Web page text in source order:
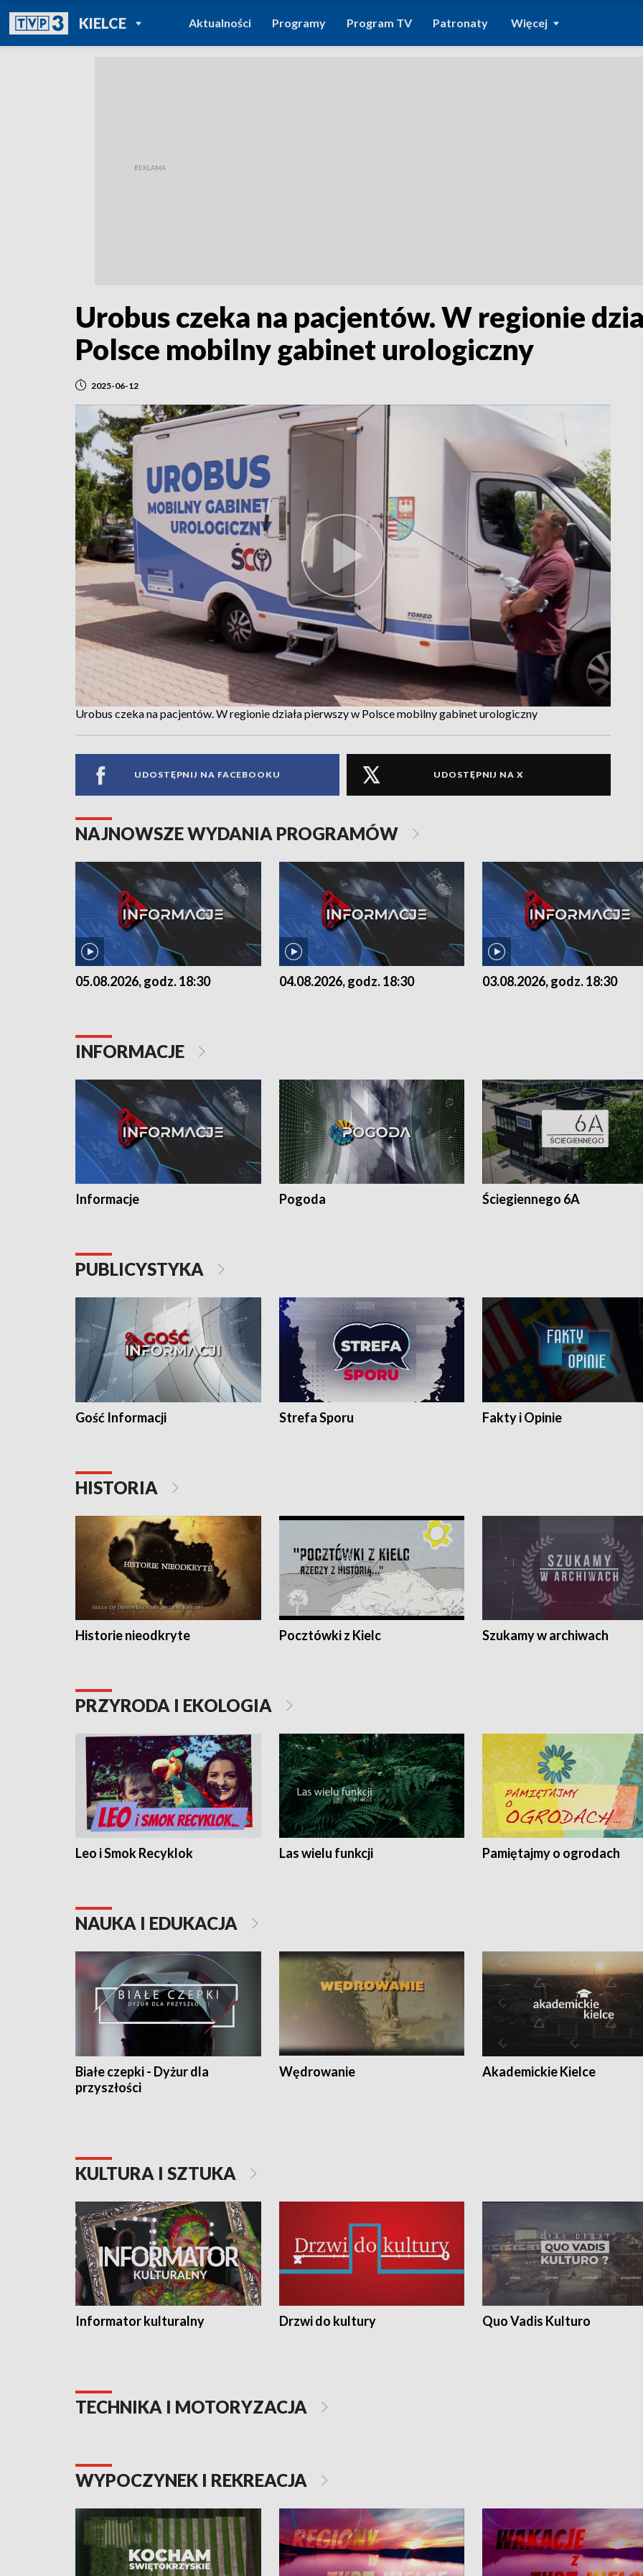
KIELCEPOWRÓT DO
TVP REGIONY
Aktualności Programy Program TV Patronaty Więcej
Urobus czeka na pacjentów. W regionie
Polsce mobilny gabinet urologiczny
2025-06-12
Urobus czeka na pacjentów. W regionie działa pierwszy w Polsce mobilny gabinet urologiczny
UDOSTĘPNIJ NA FACEBOOKU UDOSTĘPNIJ NA X
NAJNOWSZE WYDANIA PROGRAMÓW
05.08.2026, godz. 18:30 04.08.2026, godz. 18:30 03.08.2026, godz. 18:30
INFORMACJE
Informacje Pogoda Ściegiennego 6A
PUBLICYSTYKA
Gość Informacji Strefa Sporu Fakty i Opinie
HISTORIA
Historie nieodkryte Pocztówki z Kielc Szukamy w archiwach
PRZYRODA I EKOLOGIA
Leo i Smok Recyklok Las wielu funkcji Pamiętajmy o ogrodach
NAUKA I EDUKACJA
Białe czepki - Dyżur dla
przyszłości
Wędrowanie Akademickie Kielce
KULTURA I SZTUKA
Informator kulturalny Drzwi do kultury Quo Vadis Kulturo
TECHNIKA I MOTORYZACJA
WYPOCZYNEK I REKREACJA